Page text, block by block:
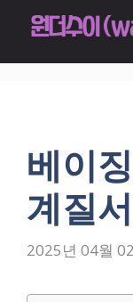
베이
계질
2025년 04월